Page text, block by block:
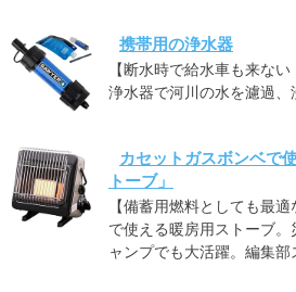
携帯用の浄水器
【断水時で給水車も来な
浄水器で河川の水を濾過、
カセットガスボンベで
トーブ」
【備蓄用燃料としても最
で使える暖房用ストーブ
ャンプでも大活躍。編集部